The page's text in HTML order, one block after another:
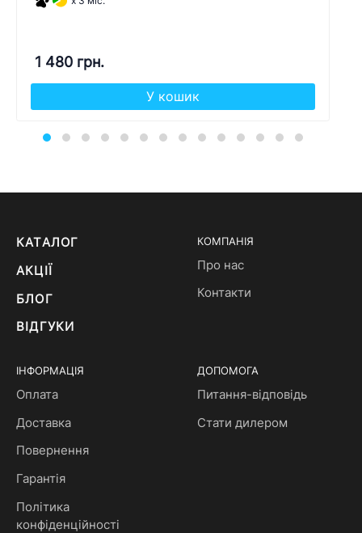
1 480 грн.
У кошик
КАТАЛОГ
АКЦІЇ
БЛОГ
ВІДГУКИ
КОМПАНІЯ
Про нас
Контакти
ІНФОРМАЦІЯ
Оплата
Доставка
Повернення
Гарантія
Політика
конфіденційності
ДОПОМОГА
Питання-відповідь
Стати дилером